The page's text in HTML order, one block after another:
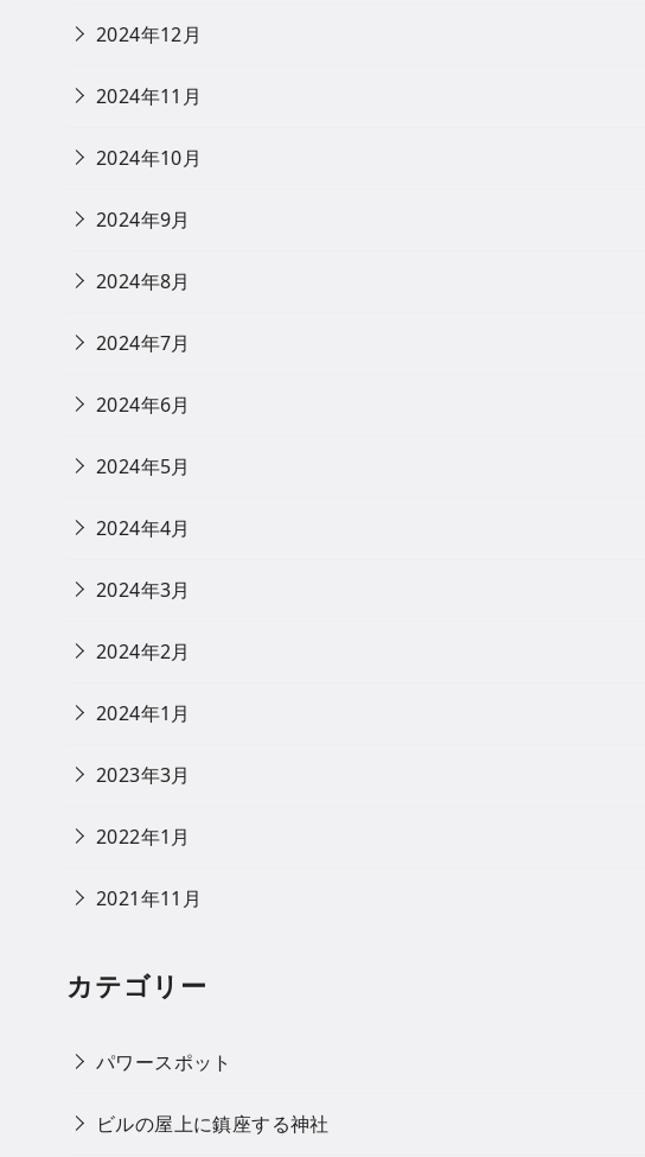
2024年12月
2024年11月
2024年10月
2024年9月
2024年8月
2024年7月
2024年6月
2024年5月
2024年4月
2024年3月
2024年2月
2024年1月
2023年3月
2022年1月
2021年11月
カテゴリー
パワースポット
ビルの屋上に鎮座する神社